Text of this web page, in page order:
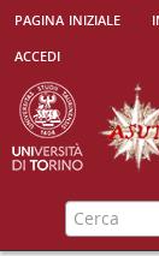
pagina iniziale
accedi